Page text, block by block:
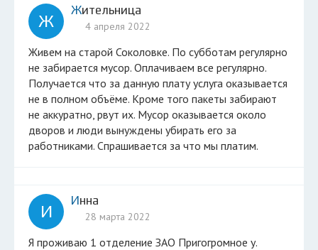
Ж
Жительница
4 апреля 2022
Живем на старой Соколовке. По субботам регулярно
не забирается мусор. Оплачиваем все регулярно.
Получается что за данную плату услуга оказывается
не в полном объёме. Кроме того пакеты забирают
не аккуратно, рвут их. Мусор оказывается около
дворов и люди вынуждены убирать его за
работниками. Спрашивается за что мы платим.
И
Инна
28 марта 2022
Я проживаю 1 отделение ЗАО Пригогромное у.